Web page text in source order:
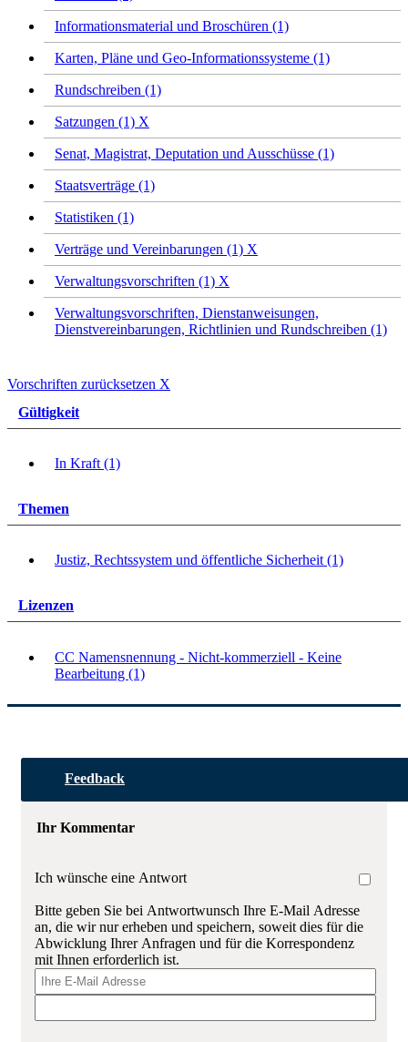
Informationsmaterial und Broschüren (1)
Karten, Pläne und Geo-Informationssysteme (1)
Rundschreiben (1)
Satzungen (1) X
Senat, Magistrat, Deputation und Ausschüsse (1)
Staatsverträge (1)
Statistiken (1)
Verträge und Vereinbarungen (1) X
Verwaltungsvorschriften (1) X
Verwaltungsvorschriften, Dienstanweisungen,
Dienstvereinbarungen, Richtlinien und Rundschreiben (1)
Vorschriften zurücksetzen X
Gültigkeit
In Kraft (1)
Themen
Justiz, Rechtssystem und öffentliche Sicherheit (1)
Lizenzen
CC Namensnennung - Nicht-kommerziell - Keine
Bearbeitung (1)
Feedback
Ihr Kommentar
Ich wünsche eine Antwort
Bitte geben Sie bei Antwortwunsch Ihre E-Mail Adresse
an, die wir nur erheben und speichern, soweit dies für die
Abwicklung Ihrer Anfragen und für die Korrespondenz
mit Ihnen erforderlich ist.